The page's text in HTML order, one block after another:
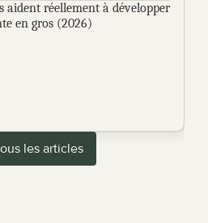
aident réellement à développer
en gros (2026)
les articles